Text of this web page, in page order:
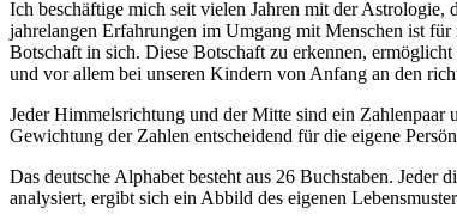
Ich beschäftige mich seit vielen Jahren mit der
jahrelangen Erfahrungen im Umgang mit Menschen ist
Botschaft in sich. Diese Botschaft zu erkennen,
und vor allem bei unseren Kindern von Anfang an den
Jeder Himmelsrichtung und der Mitte sind ein Zahlenpaar
Gewichtung der Zahlen entscheidend für die eigene
Das deutsche Alphabet besteht aus 26 Buchstaben. Jeder
analysiert, ergibt sich ein Abbild des eigenen